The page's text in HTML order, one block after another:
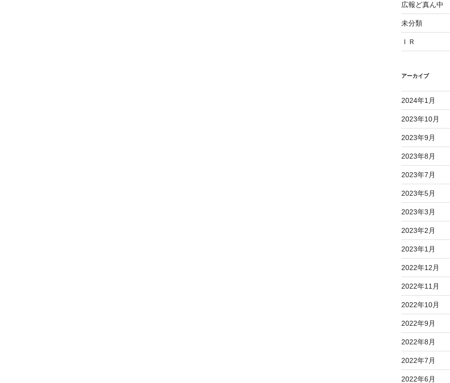
広報ど真ん中
未分類
ＩＲ
アーカイブ
2024年1月
2023年10月
2023年9月
2023年8月
2023年7月
2023年5月
2023年3月
2023年2月
2023年1月
2022年12月
2022年11月
2022年10月
2022年9月
2022年8月
2022年7月
2022年6月